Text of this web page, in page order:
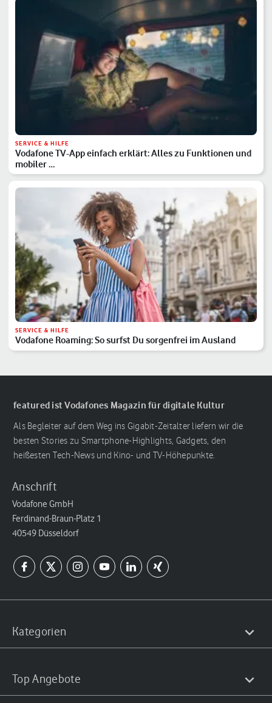
SERVICE & HILFE
Vodafone TV-App einfach erklärt: Alles zu Funktionen und
mobiler …
SERVICE & HILFE
Vodafone Roaming: So surfst Du sorgenfrei im Ausland
featured ist Vodafones Magazin für digitale Kultur
Als Begleiter auf dem Weg ins Gigabit-Zeitalter liefern wir die
besten Stories zu Smartphone-Highlights, Gadgets, den
heißesten Tech-News und Kino- und TV-Höhepunkte.
Anschrift
Vodafone GmbH
Ferdinand-Braun-Platz 1
40549 Düsseldorf
Kategorien
Top Angebote